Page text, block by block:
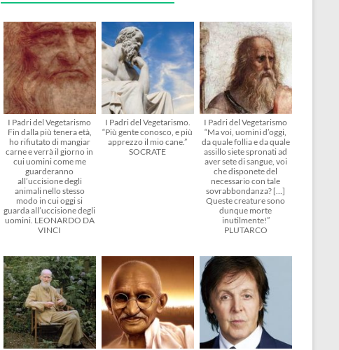
I Padri del Vegetarismo
Fin dalla più tenera età,
ho rifiutato di mangiar
carne e verrà il giorno in
cui uomini come me
guarderanno
all’uccisione degli
animali nello stesso
modo in cui oggi si
guarda all’uccisione degli
uomini. LEONARDO DA
VINCI
I Padri del Vegetarismo.
“Più gente conosco, e più
apprezzo il mio cane.”
SOCRATE
I Padri del Vegetarismo
“Ma voi, uomini d’oggi,
da quale follia e da quale
assillo siete spronati ad
aver sete di sangue, voi
che disponete del
necessario con tale
sovrabbondanza? […]
Queste creature sono
dunque morte
inutilmente!”
PLUTARCO